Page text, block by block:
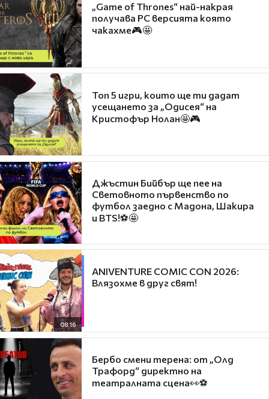
„Game of Thrones“ най-накрая
получава PC версията която
чакахме🎮🤩
Топ 5 игри, които ще ти дадат
усещането за „Одисея“ на
Кристофър Нолан🤩🎮
Джъстин Бийбър ще пее на
Световното първенство по
футбол заедно с Мадона, Шакира
и BTS!⚽🤩
08:16
ANIVENTURE COMIC CON 2026:
Влязохме в друг свят!
Бербо смени терена: от „Олд
Трафорд“ директно на
театралната сцена👀⚽